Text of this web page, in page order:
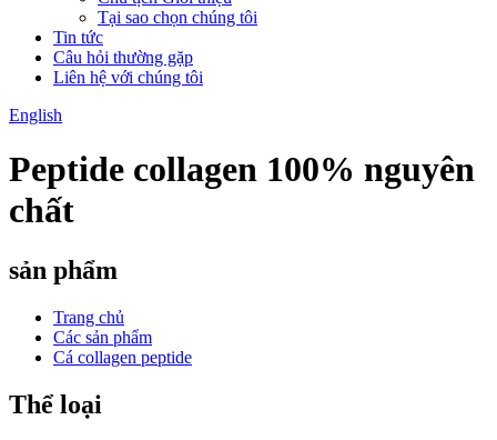
Tại sao chọn chúng tôi
Tin tức
Câu hỏi thường gặp
Liên hệ với chúng tôi
English
Peptide collagen 100% nguyên
chất
sản phẩm
Trang chủ
Các sản phẩm
Cá collagen peptide
Thể loại